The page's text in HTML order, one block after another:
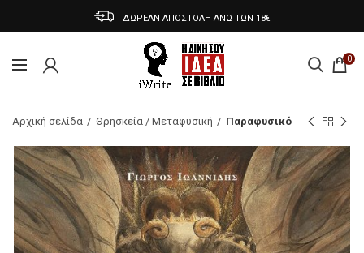
ΔΩΡΕΑΝ ΑΠΟΣΤΟΛΗ ΑΝΩ ΤΩΝ 18€
0
Αρχική σελίδα Θρησκεία / Μεταφυσική Παραφυσικό